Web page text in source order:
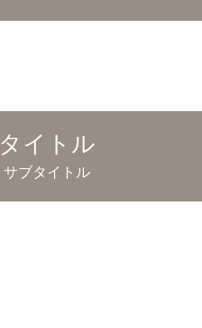
タイトル
サブタイトル